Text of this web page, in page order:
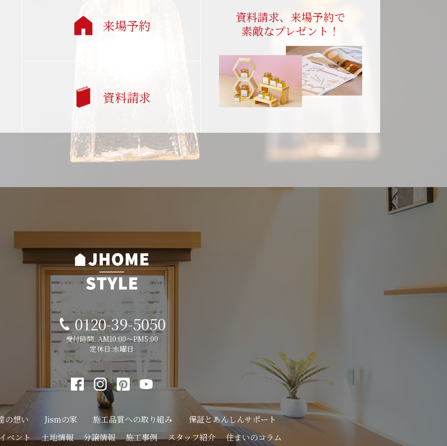
来場予約
資料請求
資料請求、来場予約で
素敵なプレゼント！
0120-39-5050
受付時間: AM10:00～PM5:00
定休日:水曜日
の想い Jismの家 施工品質への取り組み
保証とあんしんサポート
ベント
土地情報 分譲情報 施工事例 スタッフ紹介 住まいのコラム